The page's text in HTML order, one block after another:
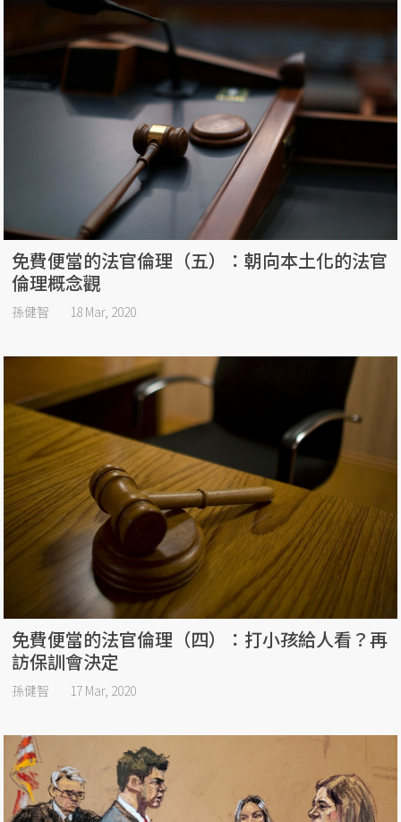
免費便當的法官倫理（五）：朝向本土化的法官
倫理概念觀
孫健智 18 Mar, 2020
免費便當的法官倫理（四）：打小孩給人看？再
訪保訓會決定
孫健智 17 Mar, 2020